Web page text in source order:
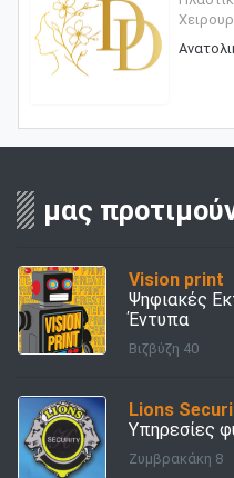
μας
Vision print
Ψηφιακές
Έντυπα
Βιζβύζη 40
Lions
Υπηρεσίες
Ζυμβρακάκη 8